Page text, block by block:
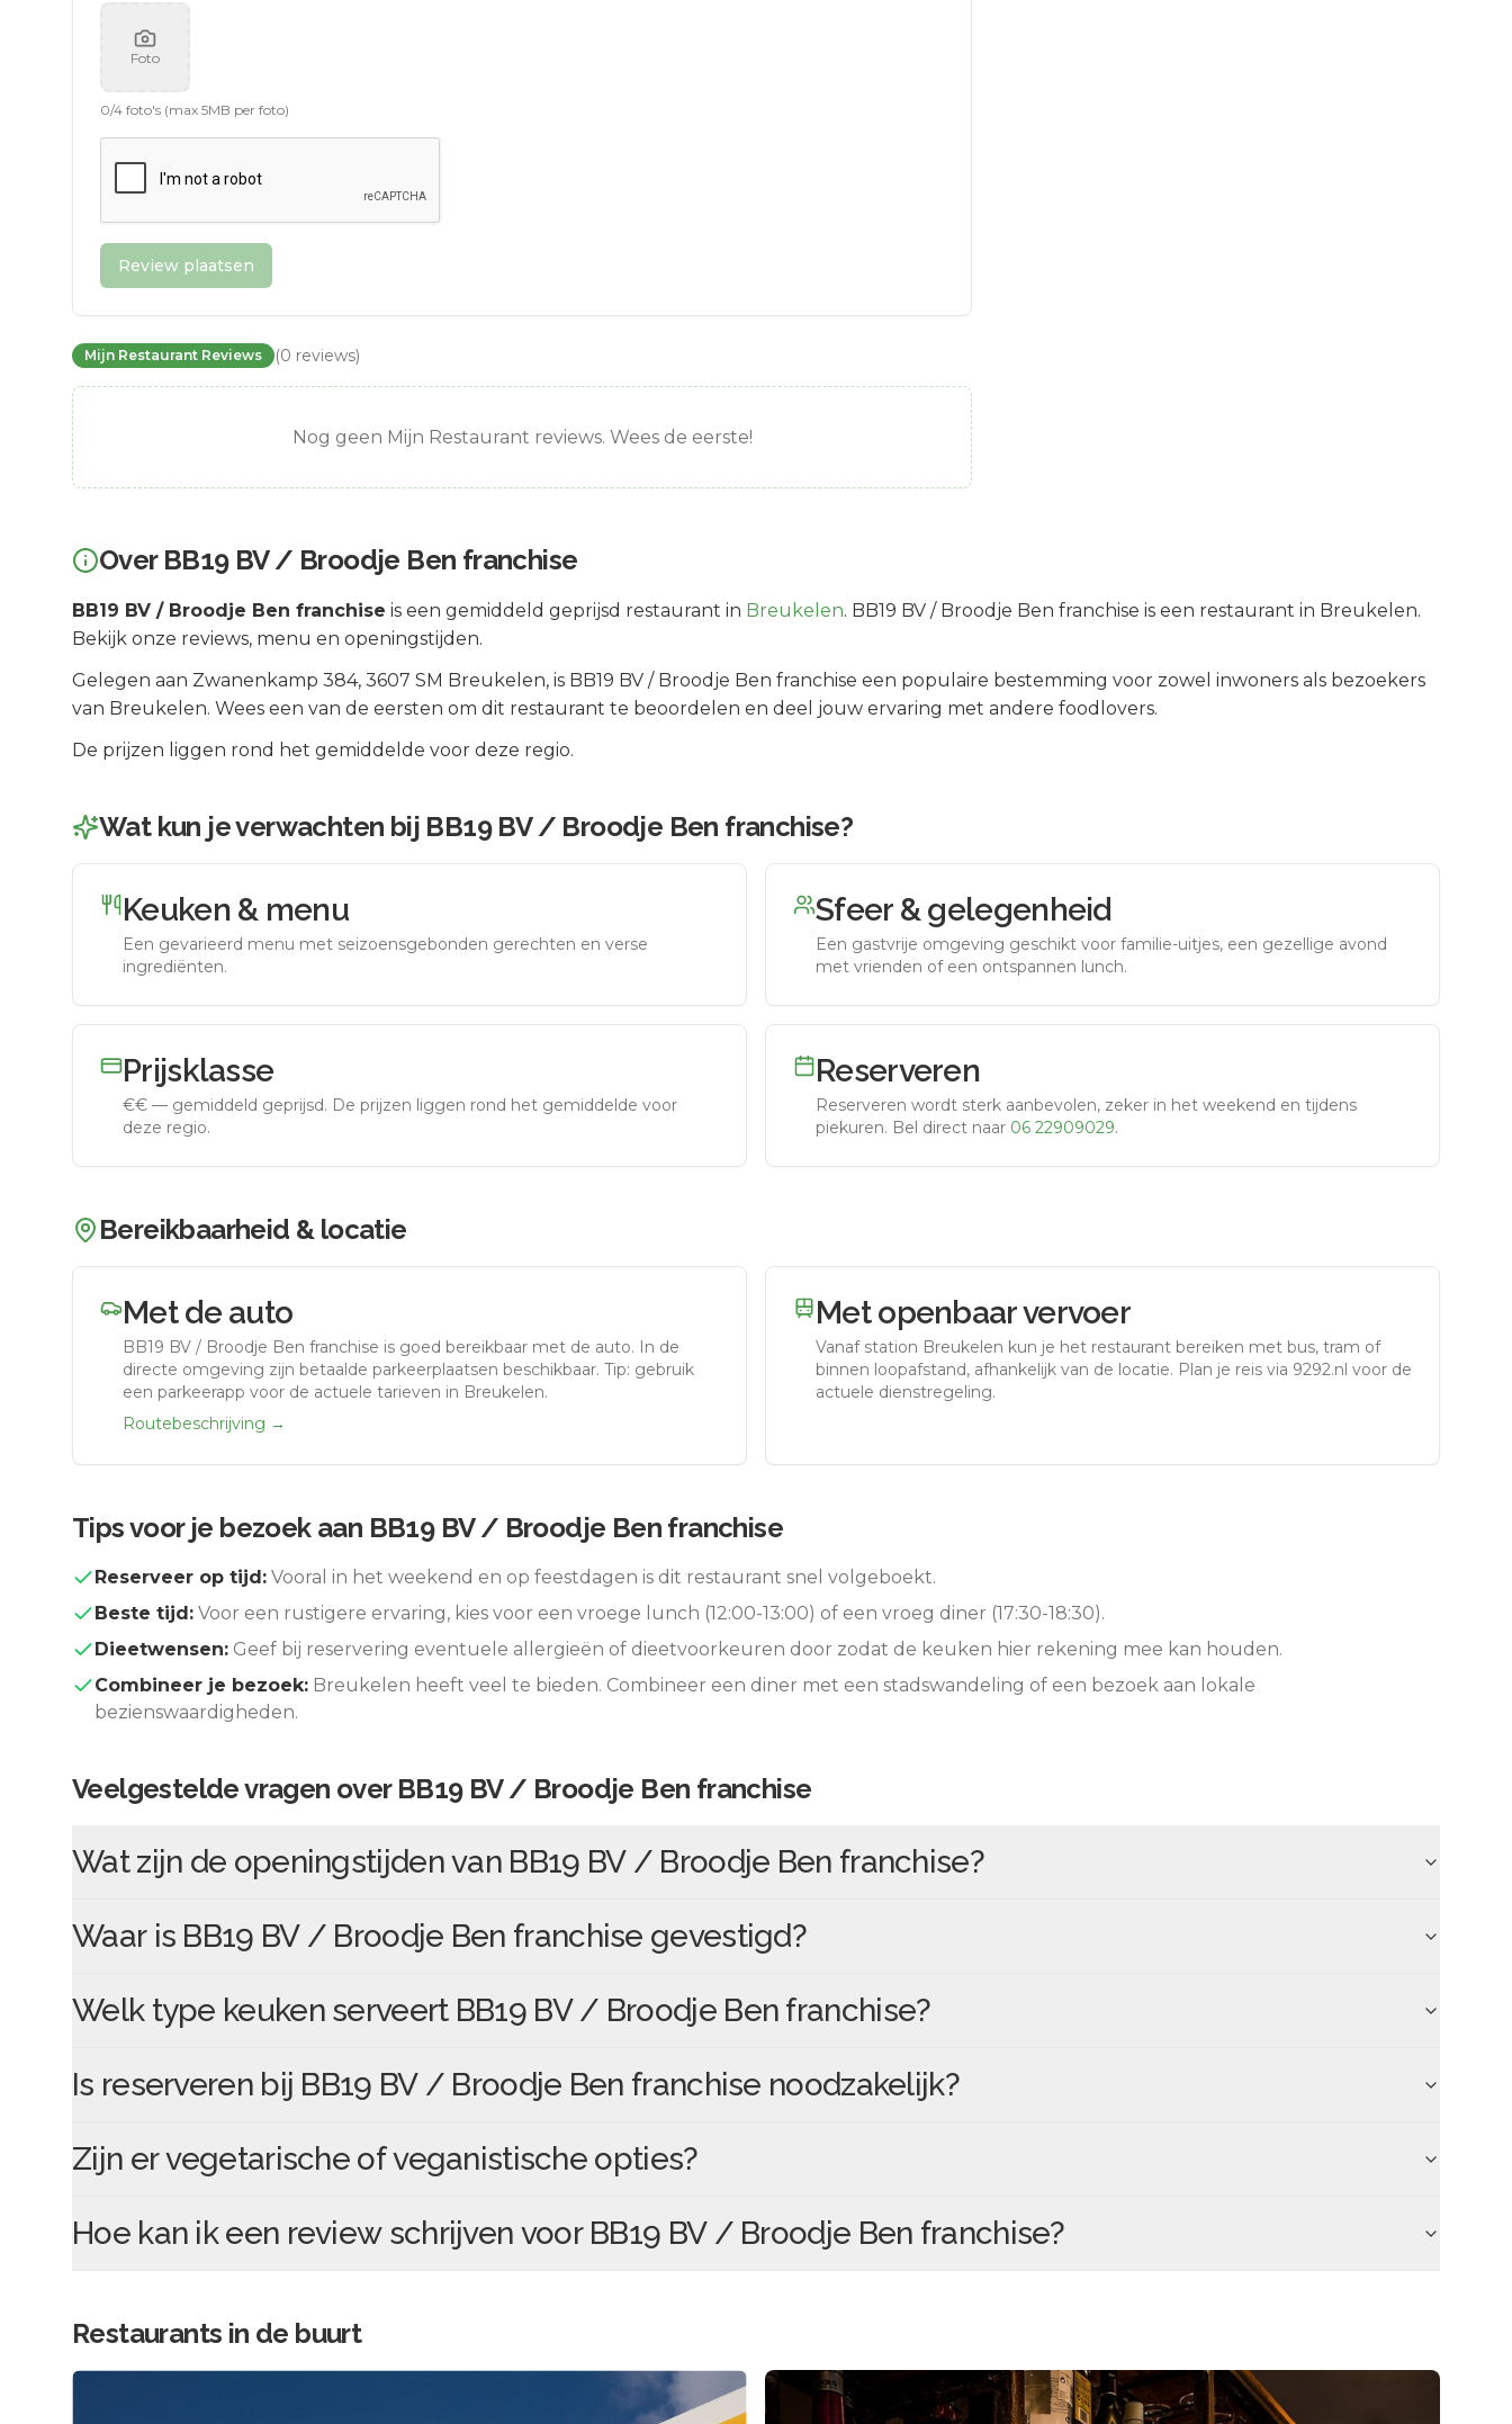
Foto
0/4 foto's (max 5MB per foto)
Review plaatsen
Mijn Restaurant Reviews (0 reviews)
Nog geen Mijn Restaurant reviews. Wees de eerste!
Over BB19 BV / Broodje Ben franchise
BB19 BV / Broodje Ben franchise is een gemiddeld geprijsd restaurant in Breukelen. BB19 BV / Broodje Ben franchise is een restaurant in Breukelen.
Bekijk onze reviews, menu en openingstijden.
Gelegen aan Zwanenkamp 384, 3607 SM Breukelen, is BB19 BV / Broodje Ben franchise een populaire bestemming voor zowel inwoners als bezoekers
van Breukelen. Wees een van de eersten om dit restaurant te beoordelen en deel jouw ervaring met andere foodlovers.
De prijzen liggen rond het gemiddelde voor deze regio.
Wat kun je verwachten bij BB19 BV / Broodje Ben franchise?
Keuken & menu
Een gevarieerd menu met seizoensgebonden gerechten en verse
ingrediënten.
Sfeer & gelegenheid
Een gastvrije omgeving geschikt voor familie-uitjes, een gezellige avond
met vrienden of een ontspannen lunch.
Prijsklasse
€€ — gemiddeld geprijsd. De prijzen liggen rond het gemiddelde voor
deze regio.
Reserveren
Reserveren wordt sterk aanbevolen, zeker in het weekend en tijdens
piekuren. Bel direct naar 06 22909029.
Bereikbaarheid & locatie
Met de auto
BB19 BV / Broodje Ben franchise is goed bereikbaar met de auto. In de
directe omgeving zijn betaalde parkeerplaatsen beschikbaar. Tip: gebruik
een parkeerapp voor de actuele tarieven in Breukelen.
Routebeschrijving →
Met openbaar vervoer
Vanaf station Breukelen kun je het restaurant bereiken met bus, tram of
binnen loopafstand, afhankelijk van de locatie. Plan je reis via 9292.nl voor de
actuele dienstregeling.
Tips voor je bezoek aan BB19 BV / Broodje Ben franchise
Reserveer op tijd: Vooral in het weekend en op feestdagen is dit restaurant snel volgeboekt.
Beste tijd: Voor een rustigere ervaring, kies voor een vroege lunch (12:00-13:00) of een vroeg diner (17:30-18:30).
Dieetwensen: Geef bij reservering eventuele allergieën of dieetvoorkeuren door zodat de keuken hier rekening mee kan houden.
Combineer je bezoek: Breukelen heeft veel te bieden. Combineer een diner met een stadswandeling of een bezoek aan lokale
bezienswaardigheden.
Veelgestelde vragen over BB19 BV / Broodje Ben franchise
Wat zijn de openingstijden van BB19 BV / Broodje Ben franchise?
Waar is BB19 BV / Broodje Ben franchise gevestigd?
Welk type keuken serveert BB19 BV / Broodje Ben franchise?
Is reserveren bij BB19 BV / Broodje Ben franchise noodzakelijk?
Zijn er vegetarische of veganistische opties?
Hoe kan ik een review schrijven voor BB19 BV / Broodje Ben franchise?
Restaurants in de buurt